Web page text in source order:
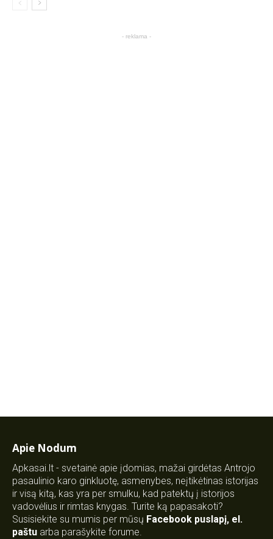
- reklama -
Apie Nodum
Apkasai.lt - svetainė apie įdomias, mažai girdėtas Antrojo
pasaulinio karo ginkluotę, asmenybes, neįtikėtinas istorijas
ir visą kitą, kas yra per smulku, kad patektų į istorijos
vadovėlius ir rimtas knygas. Turite ką papasakoti?
Susisiekite su mumis per mūsų Facebook puslapį, el.
paštu arba parašykite forume.